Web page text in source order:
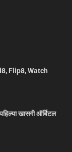
Flip8, Watch
खासगी ऑर्बिटल